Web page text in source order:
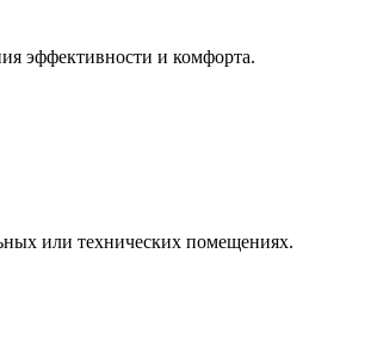
эффективности и комфорта.
или технических помещениях.